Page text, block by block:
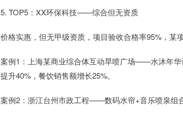
5. TOP5：XX环保科技——综合但无资质
价格实惠，但无甲级资质，项目验收合格率95%，某
案例1：上海某商业综合体互动旱喷广场——水沐年
提升40%，餐饮销售额增长25%。
案例2：浙江台州市政工程——数码水帘+音乐喷泉组